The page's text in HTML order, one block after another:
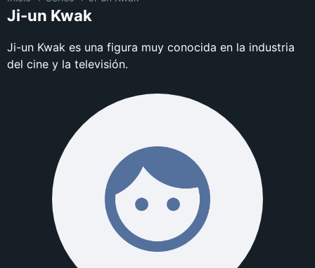
Ji-un Kwak
Ji-un Kwak es una figura muy conocida en la industria
del cine y la televisión.